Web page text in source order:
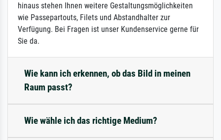
hinaus stehen Ihnen weitere Gestaltungsmöglichkeiten
wie Passepartouts, Filets und Abstandhalter zur
Verfügung. Bei Fragen ist unser Kundenservice gerne für
Sie da.
Wie kann ich erkennen, ob das Bild in meinen
Raum passt?
Wie wähle ich das richtige Medium?